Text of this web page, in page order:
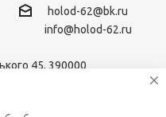
holod-62@bk.ru
info@holod-62.ru
45, 390000